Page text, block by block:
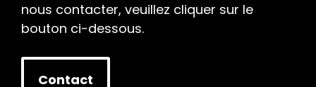
nous contacter, veuillez cliquer sur le
bouton ci-dessous.
Contact